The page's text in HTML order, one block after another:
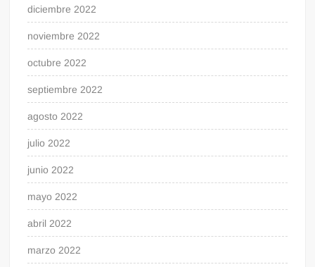
diciembre 2022
noviembre 2022
octubre 2022
septiembre 2022
agosto 2022
julio 2022
junio 2022
mayo 2022
abril 2022
marzo 2022